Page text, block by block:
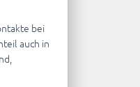
bei
auch in